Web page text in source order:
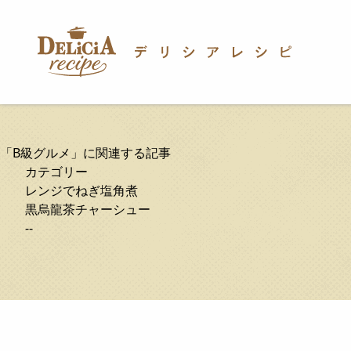
「B級グルメ」に関連する記事
カテゴリー
レンジでねぎ塩角煮
黒烏龍茶チャーシュー
--